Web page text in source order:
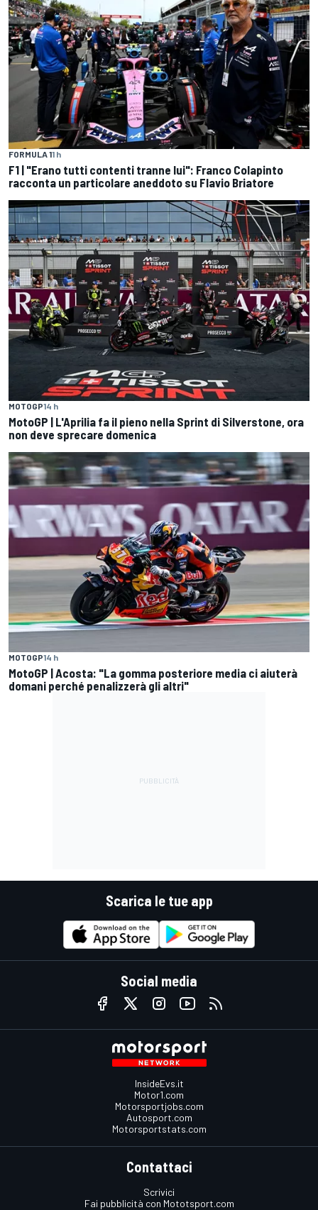
FORMULA 11 h
F1 | "Erano tutti contenti tranne lui": Franco Colapinto
racconta un particolare aneddoto su Flavio Briatore
MOTOGP14 h
MotoGP | L'Aprilia fa il pieno nella Sprint di Silverstone, ora
non deve sprecare domenica
MOTOGP14 h
MotoGP | Acosta: "La gomma posteriore media ci aiuterà
domani perché penalizzerà gli altri"
Scarica le tue app
Social media
InsideEvs.it
Motor1.com
Motorsportjobs.com
Autosport.com
Motorsportstats.com
Contattaci
Scrivici
Fai pubblicità con Mototsport.com